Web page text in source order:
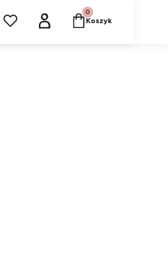
Produkty w koszyku:
Koszyk